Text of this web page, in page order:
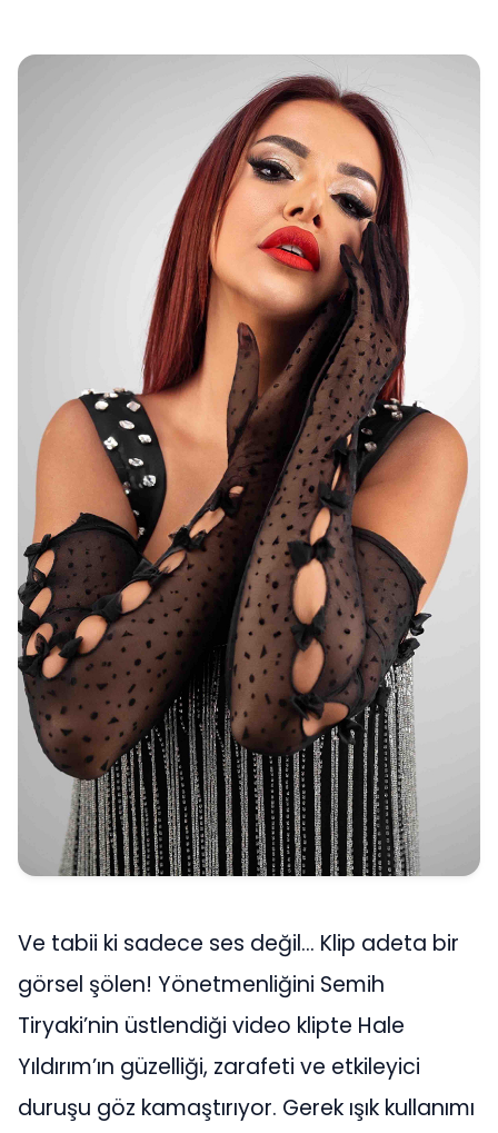
Ve tabii ki sadece ses değil… Klip adeta bir
görsel şölen! Yönetmenliğini Semih
Tiryaki’nin üstlendiği video klipte Hale
Yıldırım’ın güzelliği, zarafeti ve etkileyici
duruşu göz kamaştırıyor. Gerek ışık kullanımı